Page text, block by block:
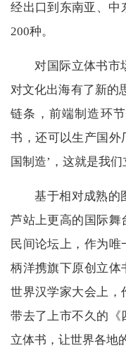
经出口到东南亚、中
200种。
对国际立体书市
对文化出海有了新的
链条，前端制造环
书，还可以生产国外
国制造’，这就是我
基于相对成熟的
芦站上更高的国际舞
民间论坛上，作为
柄洋携旗下原创立体
世界汉学家大会上，
带去了上市不久的《
立体书，让世界各